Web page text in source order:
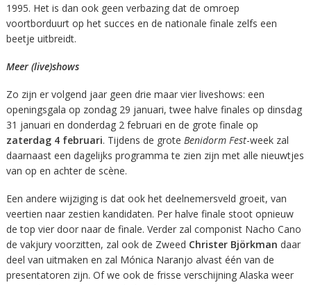
1995. Het is dan ook geen verbazing dat de omroep
voortborduurt op het succes en de nationale finale zelfs een
beetje uitbreidt.
Meer (live)shows
Zo zijn er volgend jaar geen drie maar vier liveshows: een
openingsgala op zondag 29 januari, twee halve finales op dinsdag
31 januari en donderdag 2 februari en de grote finale op
zaterdag 4 februari. Tijdens de grote Benidorm Fest-week zal
daarnaast een dagelijks programma te zien zijn met alle nieuwtjes
van op en achter de scène.
Een andere wijziging is dat ook het deelnemersveld groeit, van
veertien naar zestien kandidaten. Per halve finale stoot opnieuw
de top vier door naar de finale. Verder zal componist Nacho Cano
de vakjury voorzitten, zal ook de Zweed Christer Björkman daar
deel van uitmaken en zal Mónica Naranjo alvast één van de
presentatoren zijn. Of we ook de frisse verschijning Alaska weer